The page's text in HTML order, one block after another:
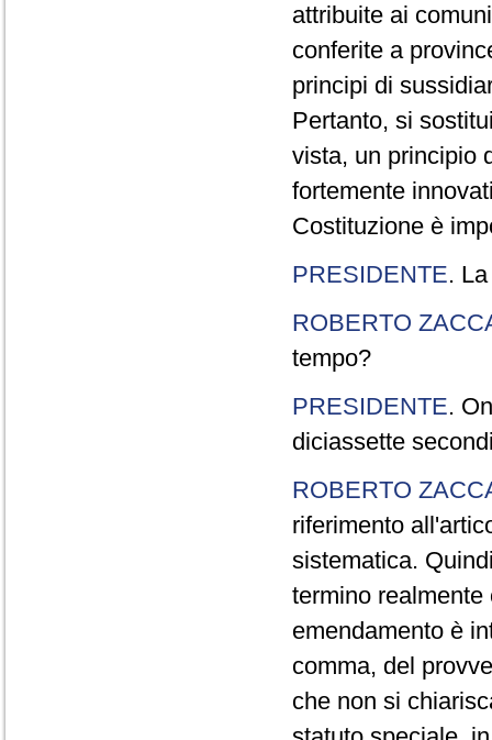
attribuite ai
conferite a
principi di
Pertanto, si
vista, un principio
fortemente
Costituzione è
PRESIDENTE.
ROBERTO
tempo?
PRESIDENTE.
diciassette
ROBERTO
riferimento
sistematica.
termino
emendamento è
comma, del
che non si